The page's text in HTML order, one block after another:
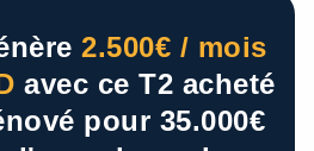
2.500€ / mois
avec ce T2 acheté
pour 35.000€